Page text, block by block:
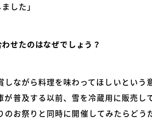
した」
せたのはなぜでしょう？
ながら料理を味わってほしいという
普及する以前、雪を冷蔵用に販売し
お祭りと同時に開催してみたらどう